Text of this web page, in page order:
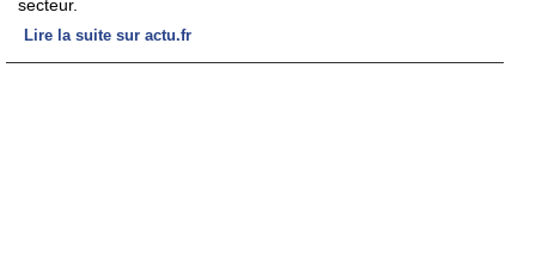
secteur.
Lire la suite sur actu.fr